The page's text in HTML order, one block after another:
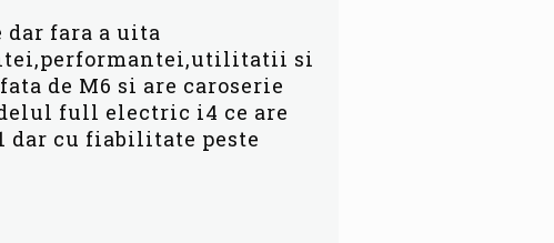
fara a uita
si
de M6 si are caroserie
full electric i4 ce are
dar cu fiabilitate peste